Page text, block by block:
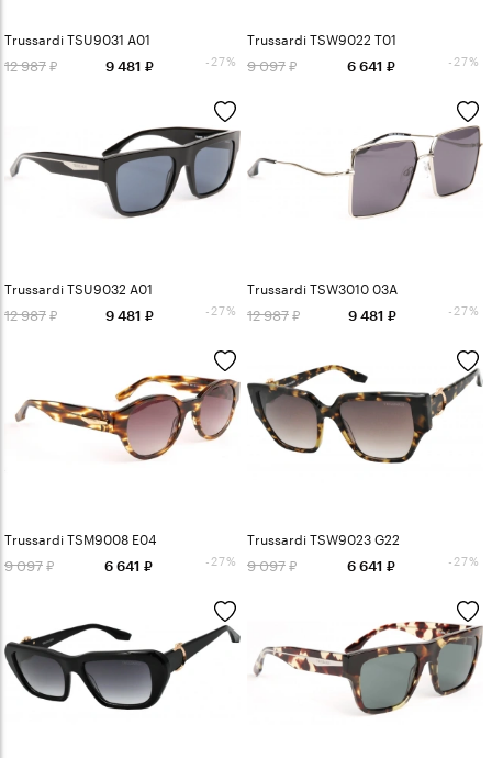
Trussardi TSU9031 A01
12 987 9 481 -27%
Trussardi TSW9022 T01
9 097 6 641 -27%
Trussardi TSU9032 A01
12 987 9 481 -27%
Trussardi TSW3010 03A
12 987 9 481 -27%
Trussardi TSM9008 E04
9 097 6 641 -27%
Trussardi TSW9023 G22
9 097 6 641 -27%